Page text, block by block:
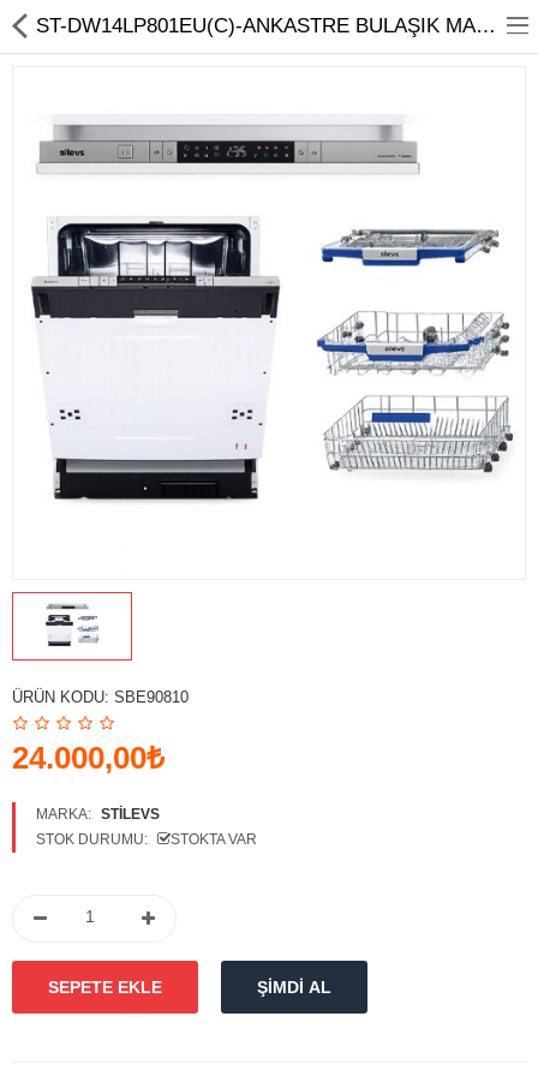
Mutfak Aletleri
Elektrikli Ev Aletleri
UYKU KOLEKSİYONU
KAMPANYALAR
Karşılaştırmak
Diller
ST-DW14LP801EU(C)-ANKASTRE BULAŞIK MAKİNESİ 14L 8 PROG
ÜRÜN KODU: SBE90810
24.000,00₺
MARKA: STILEVS
STOK DURUMU:
STOKTA VAR